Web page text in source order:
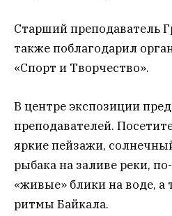
Старший преподаватель
также поблагодарил
«Спорт и Творчество».
В центре экспозиции
преподавателей.
яркие пейзажи,
рыбака на заливе реки,
«живые» блики на воде, а
ритмы Байкала.